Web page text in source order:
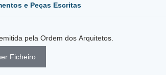
e Peças Escritas
pela Ordem dos Arquitetos.
Ficheiro